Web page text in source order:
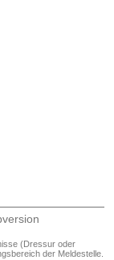
(Dressur oder
der Meldestelle.